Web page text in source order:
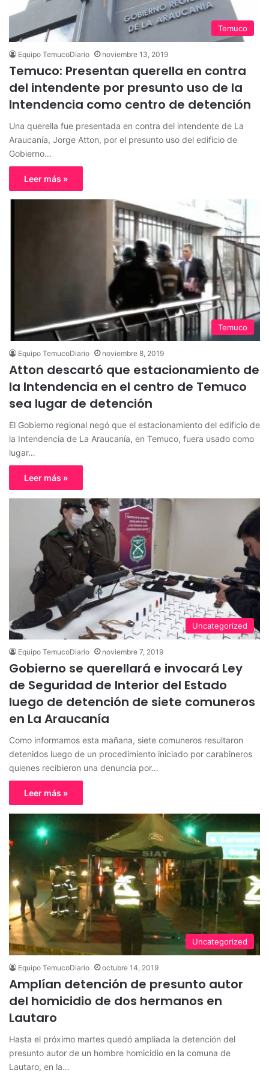
Temuco
Equipo TemucoDiario noviembre 13, 2019
Temuco: Presentan querella en contra
del intendente por presunto uso de la
Intendencia como centro de detención
Una querella fue presentada en contra del intendente de La
Araucanía, Jorge Atton, por el presunto uso del edificio de
Gobierno…
Leer más »
Temuco
Equipo TemucoDiario noviembre 8, 2019
Atton descartó que estacionamiento de
la Intendencia en el centro de Temuco
sea lugar de detención
El Gobierno regional negó que el estacionamiento del edificio de
la Intendencia de La Araucanía, en Temuco, fuera usado como
lugar…
Leer más »
Uncategorized
Equipo TemucoDiario noviembre 7, 2019
Gobierno se querellará e invocará Ley
de Seguridad de Interior del Estado
luego de detención de siete comuneros
en La Araucanía
Como informamos esta mañana, siete comuneros resultaron
detenidos luego de un procedimiento iniciado por carabineros
quienes recibieron una denuncia por…
Leer más »
Uncategorized
Equipo TemucoDiario octubre 14, 2019
Amplían detención de presunto autor
del homicidio de dos hermanos en
Lautaro
Hasta el próximo martes quedó ampliada la detención del
presunto autor de un hombre homicidio en la comuna de
Lautaro, en la…